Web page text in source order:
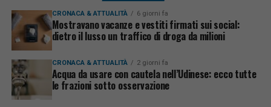
CRONACA & ATTUALITÀ 6 giorni fa
Mostravano vacanze e vestiti firmati sui social:
dietro il lusso un traffico di droga da milioni
CRONACA & ATTUALITÀ 2 giorni fa
Acqua da usare con cautela nell’Udinese: ecco tutte
le frazioni sotto osservazione